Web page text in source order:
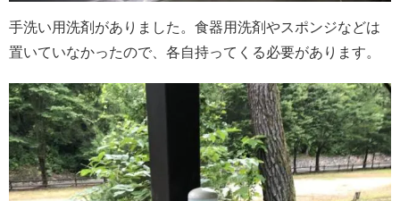
手洗い用洗剤がありました。食器用洗剤やスポンジなどは
置いていなかったので、各自持ってくる必要があります。